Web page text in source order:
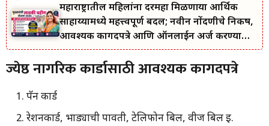
महाराष्ट्रातील महिलांना दरमहा मिळणाऱ्या आर्थिक
साहाय्यामध्ये महत्त्वपूर्ण बदल; नवीन नोंदणीचे निकष,
आवश्यक कागदपत्रे आणि ऑनलाईन अर्ज करण्याची
सोपी प्रक्रिया जाणून घ्या.
ज्येष्ठ नागरिक कार्डासाठी आवश्यक कागदपत्रे
पॅन कार्ड
रेशनकार्ड, भाड्याची पावती, टेलिफोन बिल, वीज बिल इ.